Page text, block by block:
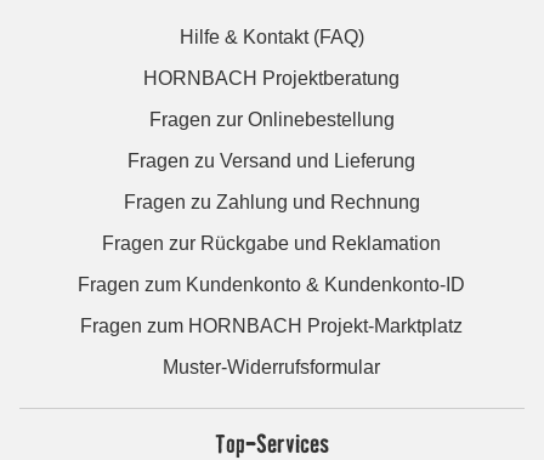
Hilfe & Kontakt (FAQ)
HORNBACH Projektberatung
Fragen zur Onlinebestellung
Fragen zu Versand und Lieferung
Fragen zu Zahlung und Rechnung
Fragen zur Rückgabe und Reklamation
Fragen zum Kundenkonto & Kundenkonto-ID
Fragen zum HORNBACH Projekt-Marktplatz
Muster-Widerrufsformular
Top-Services